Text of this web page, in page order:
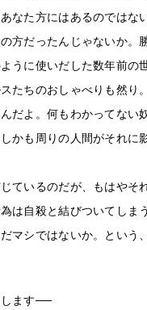
なた方にはあるのでは
方だったんじゃないか。
うに使いだした数年前の
たちのおしゃべりも然り
だよ。何もわかってない
かも周りの人間がそれに
ているのだが、もはやそ
は自殺と結びついてしま
マシではないか。という
します──